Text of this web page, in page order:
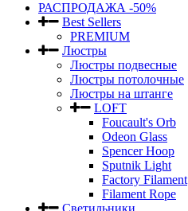
РАСПРОДАЖА -50%
Best Sellers
PREMIUM
Люстры
Люстры подвесные
Люстры потолочные
Люстры на штанге
LOFT
Foucault's Orb
Odeon Glass
Spencer Hoop
Sputnik Light
Factory Filament
Filament Rope
Светильники